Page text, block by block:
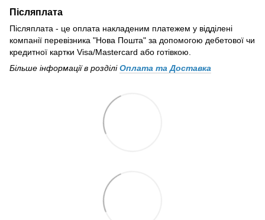
Післяплата
Післяплата - це оплата накладеним платежем у відділені
компанії перевізника "Нова Пошта" за допомогою дебетової чи
кредитної картки Visa/Mastercard або готівкою.
Більше інформації в розділіОплата та Доставка